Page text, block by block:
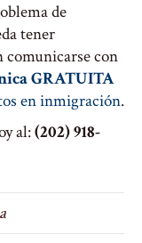
de
tener
comunicarse con
GRATUITA
en inmigración.
al:(202) 918-